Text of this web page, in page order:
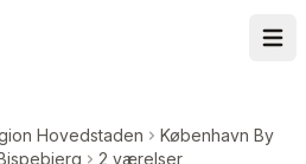
Hovedstaden
København By
2 værelser